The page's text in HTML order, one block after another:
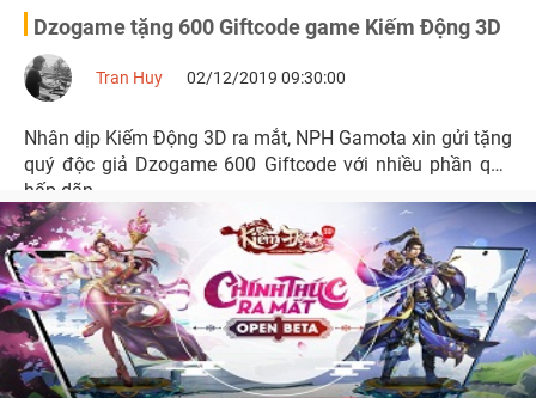
Dzogame tặng 600 Giftcode game Kiếm Động 3D
Tran Huy 02/12/2019 09:30:00
Nhân dịp Kiếm Động 3D ra mắt, NPH Gamota xin gửi tặng
quý độc giả Dzogame 600 Giftcode với nhiều phần quà
hấp dãn.